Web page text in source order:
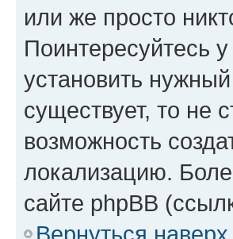
или же просто
Поинтересуйтесь
установить
существует, то не
возможность
локализацию.
сайте phpBB
Вернуться наверх